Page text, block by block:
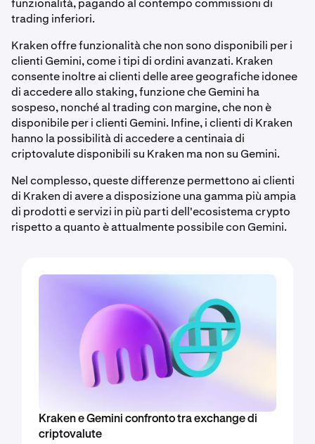
funzionalità, pagando al contempo commissioni di
trading inferiori.
Kraken offre funzionalità che non sono disponibili per i
clienti Gemini, come i tipi di ordini avanzati. Kraken
consente inoltre ai clienti delle aree geografiche idonee
di accedere allo staking, funzione che Gemini ha
sospeso, nonché al trading con margine, che non è
disponibile per i clienti Gemini. Infine, i clienti di Kraken
hanno la possibilità di accedere a centinaia di
criptovalute disponibili su Kraken ma non su Gemini.
Nel complesso, queste differenze permettono ai clienti
di Kraken di avere a disposizione una gamma più ampia
di prodotti e servizi in più parti dell'ecosistema crypto
rispetto a quanto è attualmente possibile con Gemini.
Kraken e Gemini confronto tra exchange di
criptovalute